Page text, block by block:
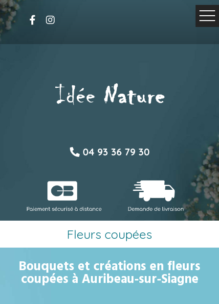
04 93 36 79 30
Fleurs coupées
Bouquets et créations en fleurs
coupées à Auribeau-sur-Siagne